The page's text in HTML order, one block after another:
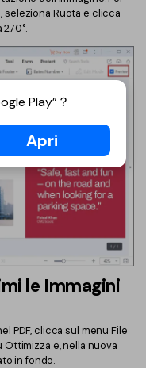
Ruota e clicca
le Immagini
PDF, clicca sul menu File
e, nella nuova
in fondo.
Play”？
Apri